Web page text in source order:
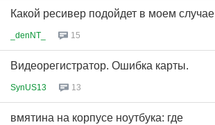
Какой ресивер подойдет в моем случае
_denNT_ 15
Видеорегистратор. Ошибка карты.
SynUS13 13
вмятина на корпусе ноутбука: где